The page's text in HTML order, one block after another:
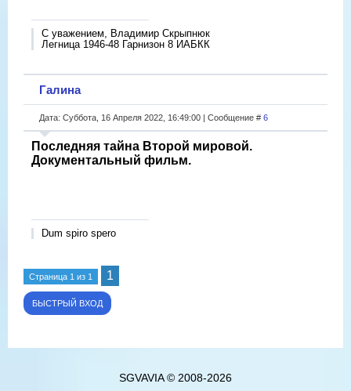
С уважением, Владимир Скрыпнюк
Легница 1946-48 Гарнизон 8 ИАБКК
Галина
Дата: Суббота, 16 Апреля 2022, 16:49:00 | Сообщение # 6
Последняя тайна Второй мировой.
Документальный фильм.
Dum spiro spero
Страница 1 из 1 1
SGVAVIA © 2008-2026